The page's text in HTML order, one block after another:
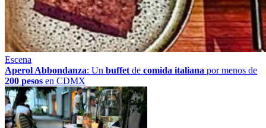
Escena
Aperol Abbondanza: Un buffetde comida italiana por menos de
200 pesos en CDMX